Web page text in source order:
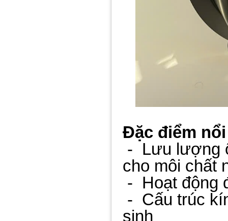
Đặc điểm
- Lưu lượng
cho môi chất
- Hoạt động
- Cấu trúc
sinh